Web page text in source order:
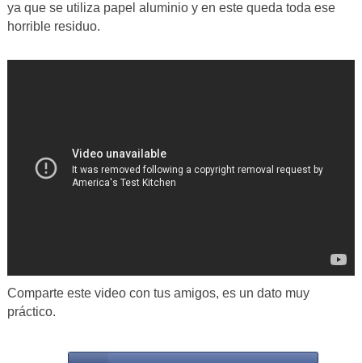
ya que se utiliza papel aluminio y en este queda toda ese
horrible residuo.
Comparte este video con tus amigos, es un dato muy
práctico.